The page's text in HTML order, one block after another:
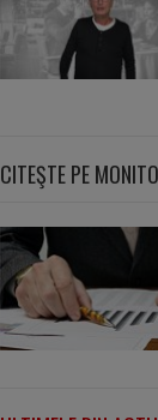
CITEŞTE PE